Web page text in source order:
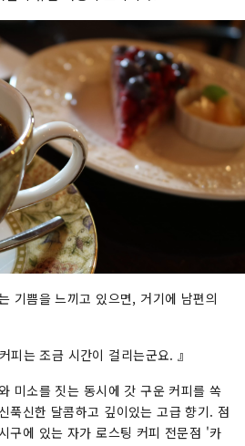
기쁨을 느끼고 있으면, 거기에 남편의
피는 조금 시간이 걸리는군요. 』
미소를 짓는 동시에 갓 구운 커피를 쏙
푹신한 달콤하고 깊이있는 고급 향기. 점
구에 있는 자가 로스팅 커피 전문점 '카